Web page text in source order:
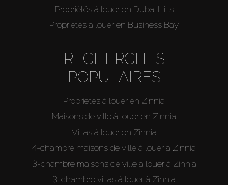
Propriétés à louer en Dubai Hills
Propriétés à louer en Business Bay
RECHERCHES
POPULAIRES
Propriétés à louer en Zinnia
Maisons de ville à louer en Zinnia
Villas à louer en Zinnia
4-chambre maisons de ville à louer à Zinnia
3-chambre maisons de ville à louer à Zinnia
3-chambre villas à louer à Zinnia